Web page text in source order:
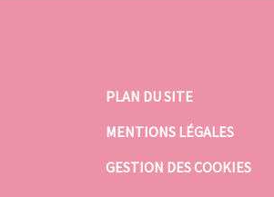
PLAN DU SITE
MENTIONS LÉGALES
GESTION DES COOKIES